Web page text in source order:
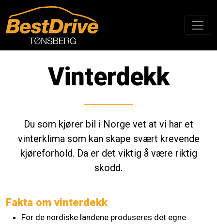
Vinterdekk
Du som kjører bil i Norge vet at vi har et
vinterklima som kan skape svært krevende
kjøreforhold. Da er det viktig å være riktig
skodd.
Fakta om vinterdekk
For de nordiske landene produseres det egne